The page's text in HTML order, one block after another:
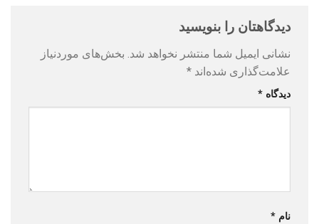
دیدگاهتان را بنویسید
نشانی ایمیل شما منتشر نخواهد شد. بخش‌های موردنیاز
علامت‌گذاری شده‌اند *
دیدگاه *
نام *